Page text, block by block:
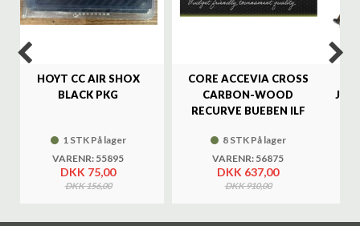
HOYT CC AIR SHOX
BLACK PKG
1 STK På lager
VARENR: 55895
DKK 75,00
DKK 156,00
CORE ACCEVIA CROSS
CARBON-WOOD
RECURVE BUEBEN ILF
8 STK På lager
VARENR: 56875
DKK 637,00
DKK 910,00